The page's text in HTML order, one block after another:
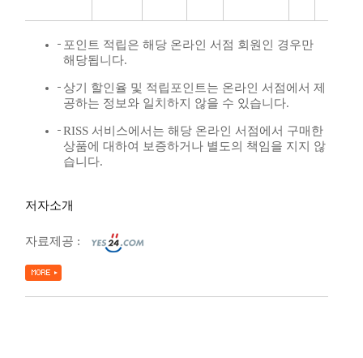
포인트 적립은 해당 온라인 서점 회원인 경우만
해당됩니다.
상기 할인율 및 적립포인트는 온라인 서점에서 제
공하는 정보와 일치하지 않을 수 있습니다.
RISS 서비스에서는 해당 온라인 서점에서 구매한
상품에 대하여 보증하거나 별도의 책임을 지지 않
습니다.
저자소개
자료제공 :